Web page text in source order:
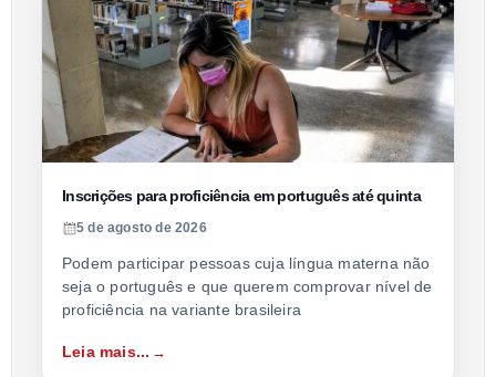
Inscrições para proficiência em português até quinta
5 de agosto de 2026
Podem participar pessoas cuja língua materna não
seja o português e que querem comprovar nível de
proficiência na variante brasileira
Leia mais...